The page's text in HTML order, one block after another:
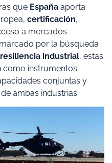
que España aporta
certificación,
a mercados
por la búsqueda
resiliencia industrial, estas
como instrumentos
conjuntas y
ambas industrias.